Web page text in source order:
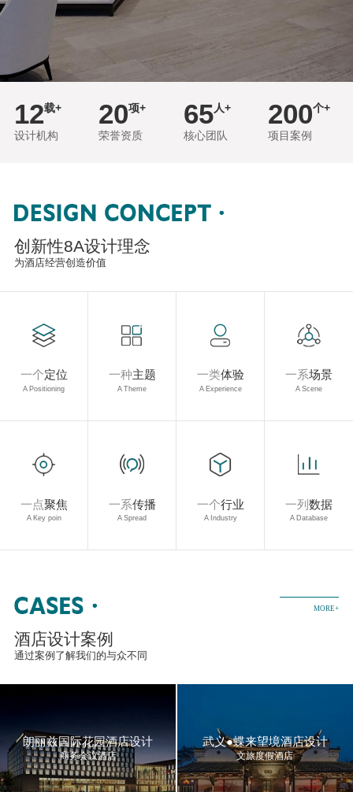
12载+
设计机构
20项+
荣誉资质
65人+
核心团队
200个+
项目案例
创新性8A设计理念
为酒店经营创造价值
一个定位
A Positioning
一种主题
A Theme
一类体验
A Experience
一系场景
A Scene
一点聚焦
A Key poin
一系传播
A Spread
一个行业
A Industry
一列 数据
A Database
MORE+
酒店设计案例
通过案例了解我们的与众不同
朗丽兹国际花园酒店设计
商务会议酒店
武义●蝶来望境酒店设计
文旅度假酒店